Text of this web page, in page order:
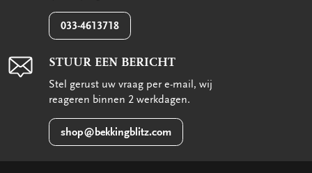
033-4613718
STUUR EEN BERICHT
Stel gerust uw vraag per e-mail, wij
reageren binnen 2 werkdagen.
shop@bekkingblitz.com